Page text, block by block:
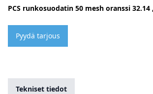
PCS runkosuodatin 50 mesh oranssi 32.14
Pyydä tarjous
Tekniset tiedot